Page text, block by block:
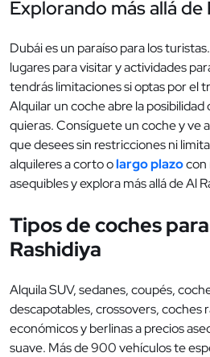
Explorando más allá de
Dubái es un paraíso para los
lugares para visitar y actividades
tendrás limitaciones si optas por el
Alquilar un coche abre la
quieras. Consíguete un coche y ve
que desees sin restricciones ni
alquileres a corto olargo plazocon
asequibles y explora más allá de Al
Tipos de coches
Rashidiya
Alquila SUV, sedanes, coupés,
descapotables, crossovers, coches
económicos y berlinas a precios
suave. Más de 900 vehículos te